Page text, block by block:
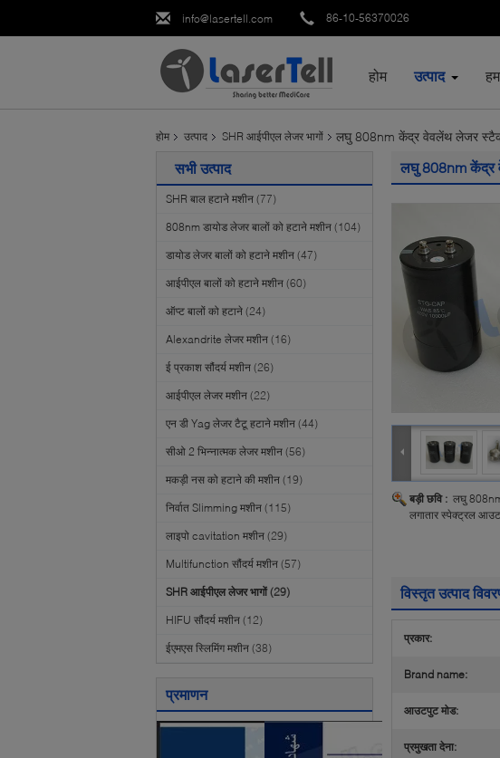
info@lasertell.com 86-10-56370026
होम उत्पाद
होम उत्पाद SHR आईपीएल लेजर भागों लघु 808nm केंद्र वेवलेंथ लेजर
सभी उत्पाद
SHR बाल हटाने मशीन (77)
808nm डायोड लेजर बालों को हटाने मशीन (104)
डायोड लेजर बालों को हटाने मशीन (47)
आईपीएल बालों को हटाने मशीन (60)
ऑप्ट बालों को हटाने (24)
Alexandrite लेजर मशीन (16)
ई प्रकाश सौंदर्य मशीन (26)
आईपीएल लेजर मशीन (22)
एन डी Yag लेजर टैटू हटाने मशीन (44)
सीओ 2 भिन्नात्मक लेजर मशीन (56)
मकड़ी नस को हटाने की मशीन (19)
निर्वात Slimming मशीन (115)
लाइपो cavitation मशीन (29)
Multifunction सौंदर्य मशीन (57)
SHR आईपीएल लेजर भागों (29)
HIFU सौंदर्य मशीन (12)
ईएमएस स्लिमिंग मशीन (38)
प्रमाणन
लघु 808nm केंद्र
बड़ी छवि : लघु
लगातार स्पेक्ट्रल
विस्तृत उत्पाद
प्रकार:
Brand name:
आउटपुट मोड:
प्रमुखता देना: